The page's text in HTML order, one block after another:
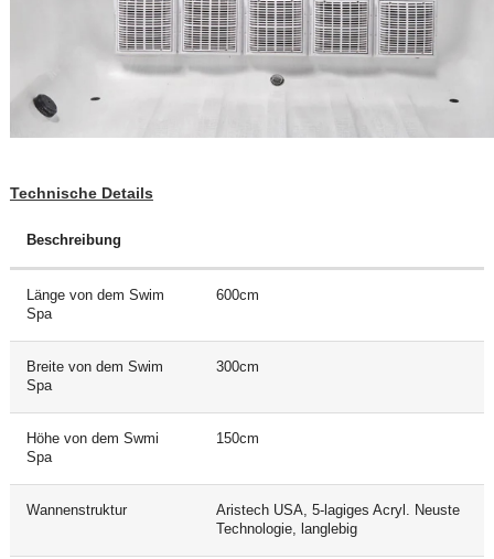
Technische Details
Beschreibung
Länge von dem Swim
Spa
600cm
Breite von dem Swim
Spa
300cm
Höhe von dem Swmi
Spa
150cm
Wannenstruktur
Aristech USA, 5-lagiges Acryl. Neuste
Technologie, langlebig